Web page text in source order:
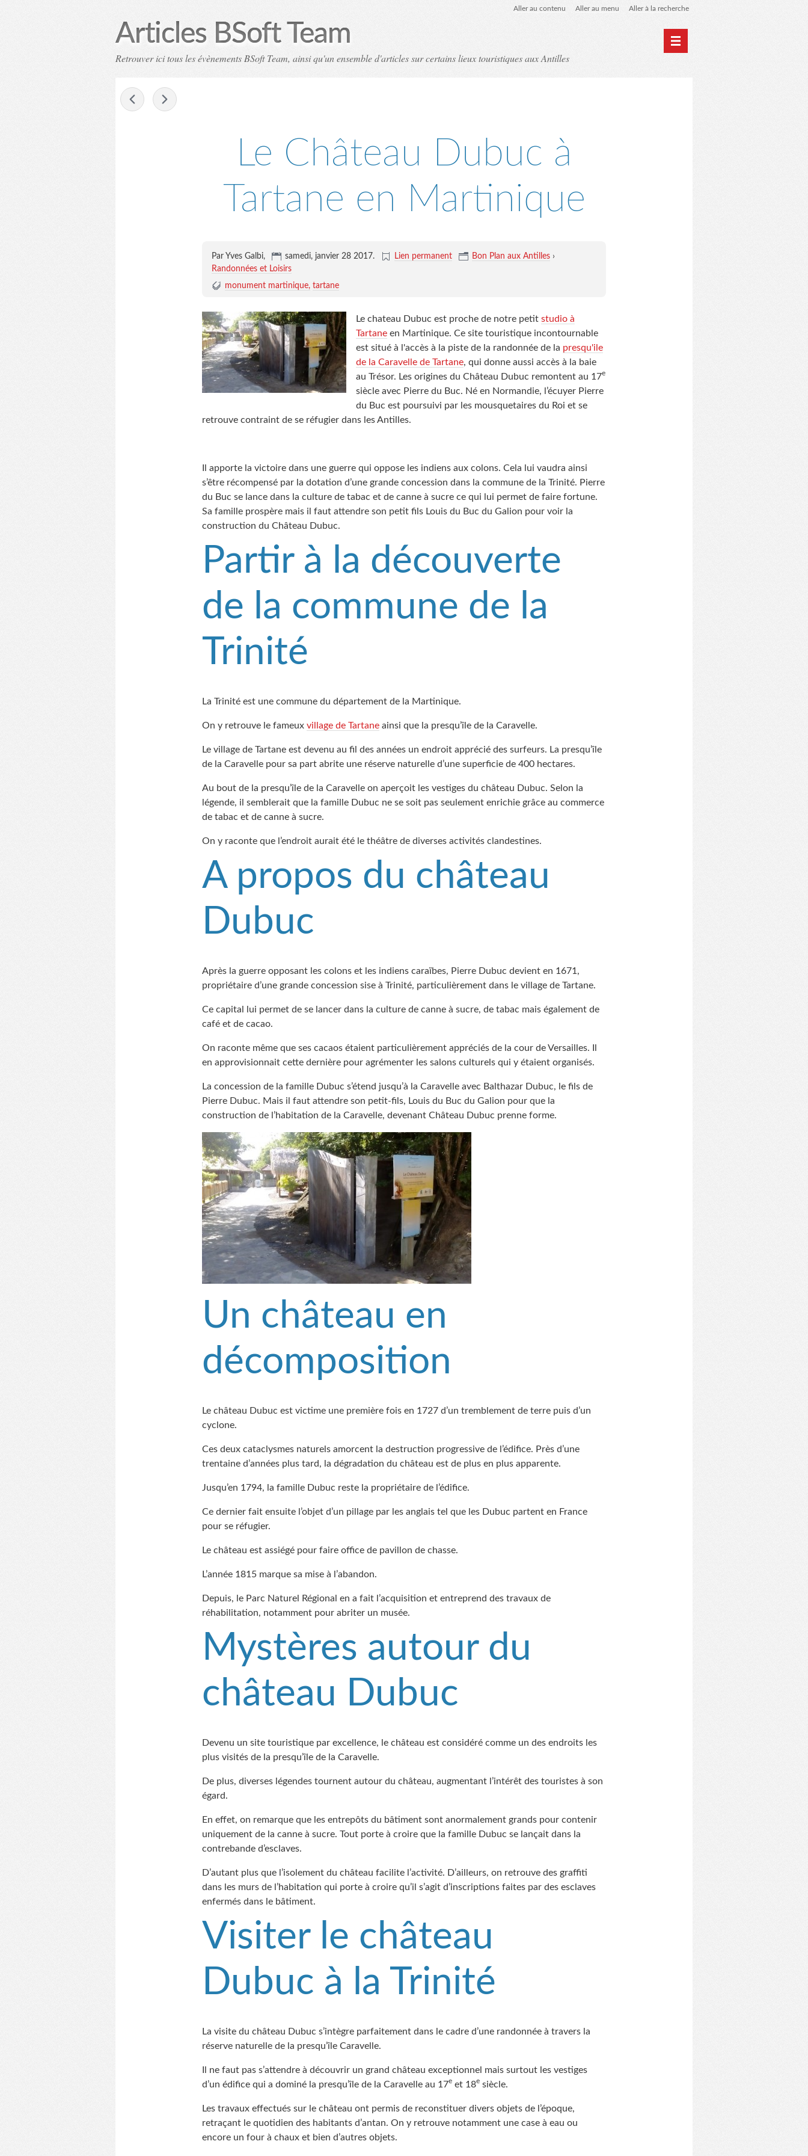
Aller au contenu Aller au menu Aller à la recherche
Articles BSoft Team
Retrouver ici tous les évènements BSoft Team, ainsi qu'un ensemble d'articles sur certains lieux touristiques aux Antilles
Le Château Dubuc à
Tartane en Martinique
Par Yves Galbi, samedi, janvier 28 2017. Lien permanent Bon Plan aux Antilles›
Randonnées et Loisirs
monument martinique tartane
Le chateau Dubuc est proche de notre petit studio à
Tartane en Martinique. Ce site touristique incontournable
est situé à l'accès à la piste de la randonnée de la presqu'ile
de la Caravelle de Tartane, qui donne aussi accès à la baie
au Trésor. Les origines du Château Dubuc remontent au 17e
siècle avec Pierre du Buc. Né en Normandie, l’écuyer Pierre
du Buc est poursuivi par les mousquetaires du Roi et se
retrouve contraint de se réfugier dans les Antilles.
Il apporte la victoire dans une guerre qui oppose les indiens aux colons. Cela lui vaudra ainsi
s’être récompensé par la dotation d’une grande concession dans la commune de la Trinité. Pierre
du Buc se lance dans la culture de tabac et de canne à sucre ce qui lui permet de faire fortune.
Sa famille prospère mais il faut attendre son petit fils Louis du Buc du Galion pour voir la
construction du Château Dubuc.
Partir à la découverte
de la commune de la
Trinité
La Trinité est une commune du département de la Martinique.
On y retrouve le fameux village de Tartane ainsi que la presqu’île de la Caravelle.
Le village de Tartane est devenu au fil des années un endroit apprécié des surfeurs. La presqu’île
de la Caravelle pour sa part abrite une réserve naturelle d’une superficie de 400 hectares.
Au bout de la presqu’île de la Caravelle on aperçoit les vestiges du château Dubuc. Selon la
légende, il semblerait que la famille Dubuc ne se soit pas seulement enrichie grâce au commerce
de tabac et de canne à sucre.
On y raconte que l’endroit aurait été le théâtre de diverses activités clandestines.
A propos du château
Dubuc
Après la guerre opposant les colons et les indiens caraïbes, Pierre Dubuc devient en 1671,
propriétaire d’une grande concession sise à Trinité, particulièrement dans le village de Tartane.
Ce capital lui permet de se lancer dans la culture de canne à sucre, de tabac mais également de
café et de cacao.
On raconte même que ses cacaos étaient particulièrement appréciés de la cour de Versailles. Il
en approvisionnait cette dernière pour agrémenter les salons culturels qui y étaient organisés.
La concession de la famille Dubuc s’étend jusqu’à la Caravelle avec Balthazar Dubuc, le fils de
Pierre Dubuc. Mais il faut attendre son petit-fils, Louis du Buc du Galion pour que la
construction de l’habitation de la Caravelle, devenant Château Dubuc prenne forme.
Un château en
décomposition
Le château Dubuc est victime une première fois en 1727 d’un tremblement de terre puis d’un
cyclone.
Ces deux cataclysmes naturels amorcent la destruction progressive de l’édifice. Près d’une
trentaine d’années plus tard, la dégradation du château est de plus en plus apparente.
Jusqu’en 1794, la famille Dubuc reste la propriétaire de l’édifice.
Ce dernier fait ensuite l’objet d’un pillage par les anglais tel que les Dubuc partent en France
pour se réfugier.
Le château est assiégé pour faire office de pavillon de chasse.
L’année 1815 marque sa mise à l’abandon.
Depuis, le Parc Naturel Régional en a fait l’acquisition et entreprend des travaux de
réhabilitation, notamment pour abriter un musée.
Mystères autour du
château Dubuc
Devenu un site touristique par excellence, le château est considéré comme un des endroits les
plus visités de la presqu’île de la Caravelle.
De plus, diverses légendes tournent autour du château, augmentant l’intérêt des touristes à son
égard.
En effet, on remarque que les entrepôts du bâtiment sont anormalement grands pour contenir
uniquement de la canne à sucre. Tout porte à croire que la famille Dubuc se lançait dans la
contrebande d’esclaves.
D’autant plus que l’isolement du château facilite l’activité. D’ailleurs, on retrouve des graffiti
dans les murs de l’habitation qui porte à croire qu’il s’agit d’inscriptions faites par des esclaves
enfermés dans le bâtiment.
Visiter le château
Dubuc à la Trinité
La visite du château Dubuc s’intègre parfaitement dans le cadre d’une randonnée à travers la
réserve naturelle de la presqu’île Caravelle.
Il ne faut pas s’attendre à découvrir un grand château exceptionnel mais surtout les vestiges
d’un édifice qui a dominé la presqu’île de la Caravelle au 17e et 18e siècle.
Les travaux effectués sur le château ont permis de reconstituer divers objets de l’époque,
retraçant le quotidien des habitants d’antan. On y retrouve notamment une case à eau ou
encore un four à chaux et bien d’autres objets.